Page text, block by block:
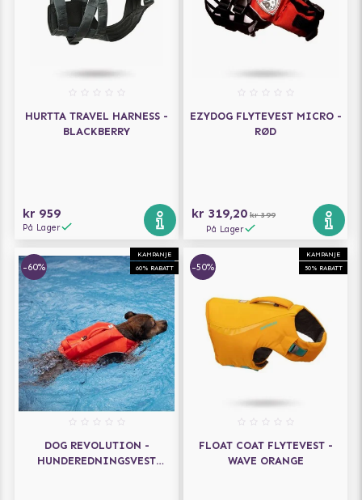
HURTTA TRAVEL HARNESS -
BLACKBERRY
kr 959
På Lager
EZYDOG FLYTEVEST MICRO -
RØD
kr 319,20 kr 399
På Lager
KAMPANJE
60% RABATT
-60%
DOG REVOLUTION -
HUNDEREDNINGSVEST
KAMPANJE
50% RABATT
-50%
FLOAT COAT FLYTEVEST -
WAVE ORANGE